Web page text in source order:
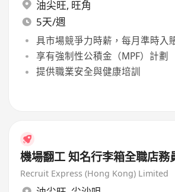
油尖旺, 旺角
5天/週
具市場競爭力時薪，每月準時入
享有強制性公積金（MPF）計劃
提供職業安全與健康培訓
機場翻工 知名行李箱全職店務
Recruit Express (Hong Kong) Limited